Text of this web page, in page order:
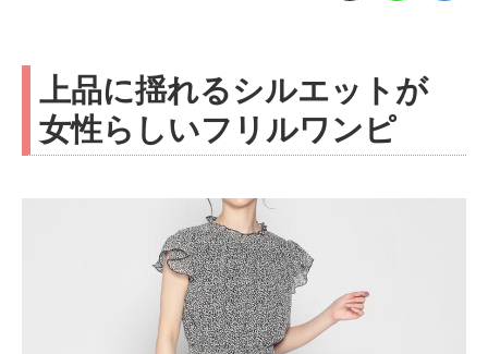
上品に揺れるシルエットが
女性らしいフリルワンピ